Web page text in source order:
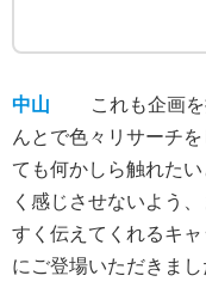
中山
これも企画
んとで色々リサーチ
ても何かしら触れた
く感じさせないよう
すく伝えてくれるキ
にご登場いただきまし